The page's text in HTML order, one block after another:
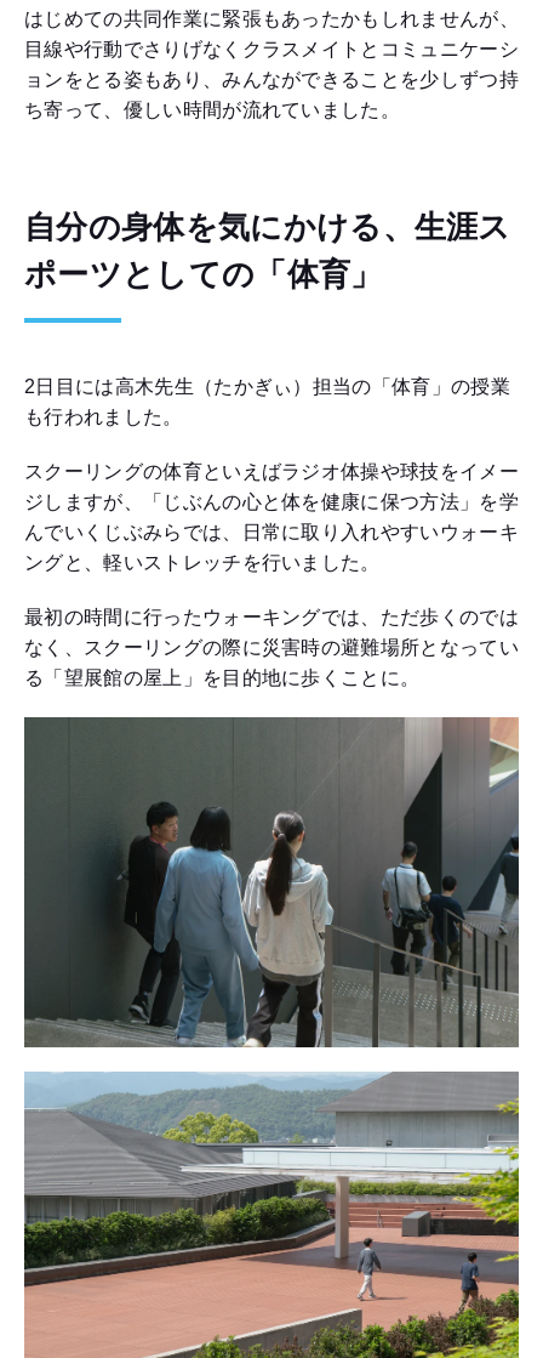
はじめての共同作業に緊張もあったかもしれませんが、
目線や行動でさりげなくクラスメイトとコミュニケーシ
ョンをとる姿もあり、みんなができることを少しずつ持
ち寄って、優しい時間が流れていました。
自分の身体を気にかける、生涯ス
ポーツとしての「体育」
2日目には高木先生（たかぎぃ）担当の「体育」の授業
も行われました。
スクーリングの体育といえばラジオ体操や球技をイメー
ジしますが、「じぶんの心と体を健康に保つ方法」を学
んでいくじぶみらでは、日常に取り入れやすいウォーキ
ングと、軽いストレッチを行いました。
最初の時間に行ったウォーキングでは、ただ歩くのでは
なく、スクーリングの際に災害時の避難場所となってい
る「望展館の屋上」を目的地に歩くことに。